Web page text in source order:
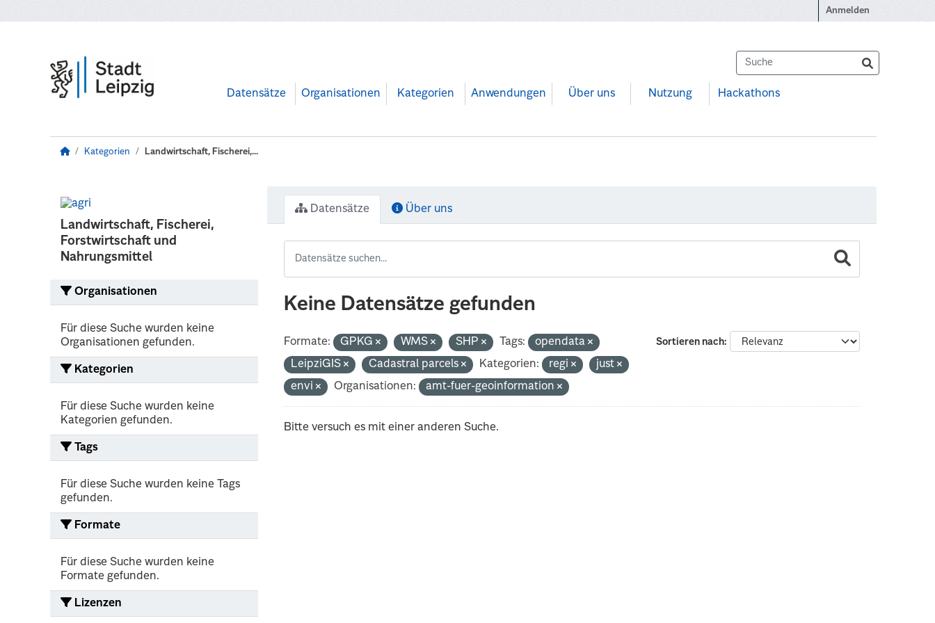
Anmelden
Datensätze Organisationen Kategorien Anwendungen Über uns Nutzung Hackathons
Kategorien Landwirtschaft, Fischerei,...
Landwirtschaft, Fischerei,
Forstwirtschaft und
Nahrungsmittel
Organisationen
Für diese Suche wurden keine
Organisationen gefunden.
Kategorien
Für diese Suche wurden keine
Kategorien gefunden.
Tags
Für diese Suche wurden keine Tags
gefunden.
Formate
Für diese Suche wurden keine
Formate gefunden.
Lizenzen
Datensätze Über uns
Keine Datensätze gefunden
Sortieren nach
Formate: GPKG WMS SHP Tags:
opendata
LeipziGIS
Cadastral parcels Kategorien: regi
just
envi
Organisationen: amt-fuer-geoinformation
Bitte versuch es mit einer anderen Suche.